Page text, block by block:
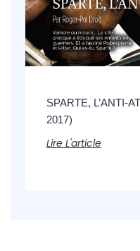
SPARTE, L’ANTI-
2017)
Lire L'article